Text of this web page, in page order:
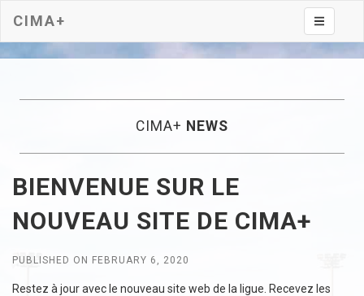
CIMA+ Toggle
CIMA+ NEWS
BIENVENUE SUR LE
NOUVEAU SITE DE CIMA+
PUBLISHED ON FEBRUARY 6, 2020
Restez à jour avec le nouveau site web de la ligue. Recevez les